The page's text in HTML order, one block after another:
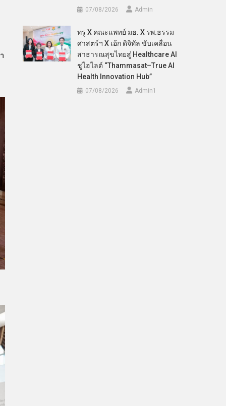
07/08/2026 Admin
ทรู X คณะแพทย์ มธ. X รพ.ธรรม
ศาสตร์ฯ X เอ้ก ดิจิทัล ขับเคลื่อน
สาธารณสุขไทยสู่ Healthcare AI
ชูไฮไลต์ “Thammasat–True AI
Health Innovation Hub”
07/08/2026 Admin​1